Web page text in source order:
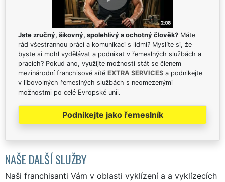
Jste zručný, šikovný, spolehlivý a ochotný člověk? Máte
rád všestrannou práci a komunikaci s lidmi? Myslíte si, že
byste si mohl vydělávat a podnikat v řemeslných službách a
pracích? Pokud ano, využijte možnosti stát se členem
mezinárodní franchisové sítě EXTRA SERVICES a podnikejte
v libovolných řemeslných službách s neomezenými
možnostmi po celé Evropské unii.
Podnikejte jako řemeslník
NAŠE DALŠÍ SLUŽBY
Naši franchisanti Vám v oblasti vyklízení a a vyklízecích